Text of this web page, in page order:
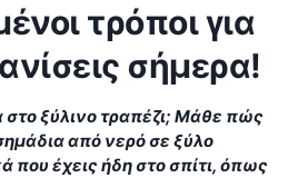
τρόποι για
σήμερα!
ξύλινο τραπέζι; Μάθε πώς
από νερό σε ξύλο
που έχεις ήδη στο σπίτι, όπως